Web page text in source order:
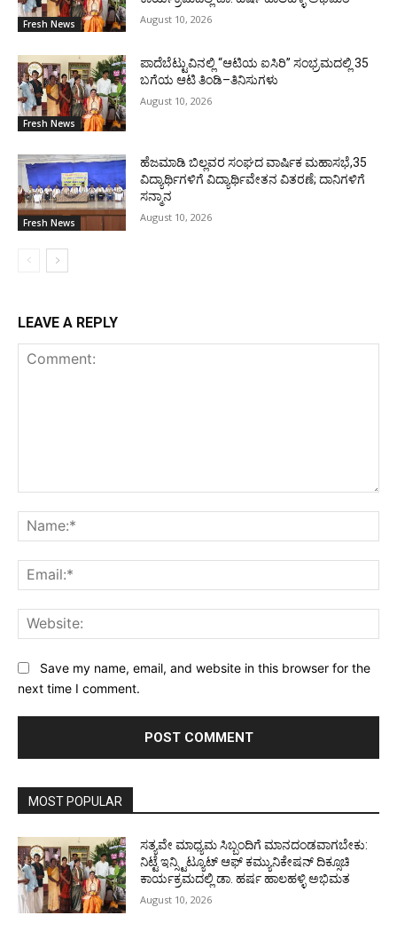
Fresh News August 10, 2026
Fresh News
ಪಾದೆಬೆಟ್ಟುವಿನಲ್ಲಿ “ಆಟಿಯ ಐಸಿರಿ’’ ಸಂಭ್ರಮದಲ್ಲಿ 35
ಬಗೆಯ ಆಟಿ ತಿಂಡಿ–ತಿನಿಸುಗಳು
August 10, 2026
Fresh News
ಹೆಜಮಾಡಿ ಬಿಲ್ಲವರ ಸಂಘದ ವಾರ್ಷಿಕ ಮಹಾಸಭೆ,35
ವಿದ್ಯಾರ್ಥಿಗಳಿಗೆ ವಿದ್ಯಾರ್ಥಿವೇತನ ವಿತರಣೆ; ದಾನಿಗಳಿಗೆ
ಸನ್ಮಾನ
August 10, 2026
LEAVE A REPLY
Save my name, email, and website in this browser for the
next time I comment.
MOST POPULAR
ಸತ್ಯವೇ ಮಾಧ್ಯಮ ಸಿಬ್ಬಂದಿಗೆ ಮಾನದಂಡವಾಗಬೇಕು:
ನಿಟ್ಟೆ ಇನ್ಸ್ಟಿಟ್ಯೂಟ್ ಆಫ್ ಕಮ್ಯುನಿಕೇಷನ್ ದಿಕ್ಸೂಚಿ
ಕಾರ್ಯಕ್ರಮದಲ್ಲಿ ಡಾ. ಹರ್ಷ ಹಾಲಹಳ್ಳಿ ಅಭಿಮತ
August 10, 2026